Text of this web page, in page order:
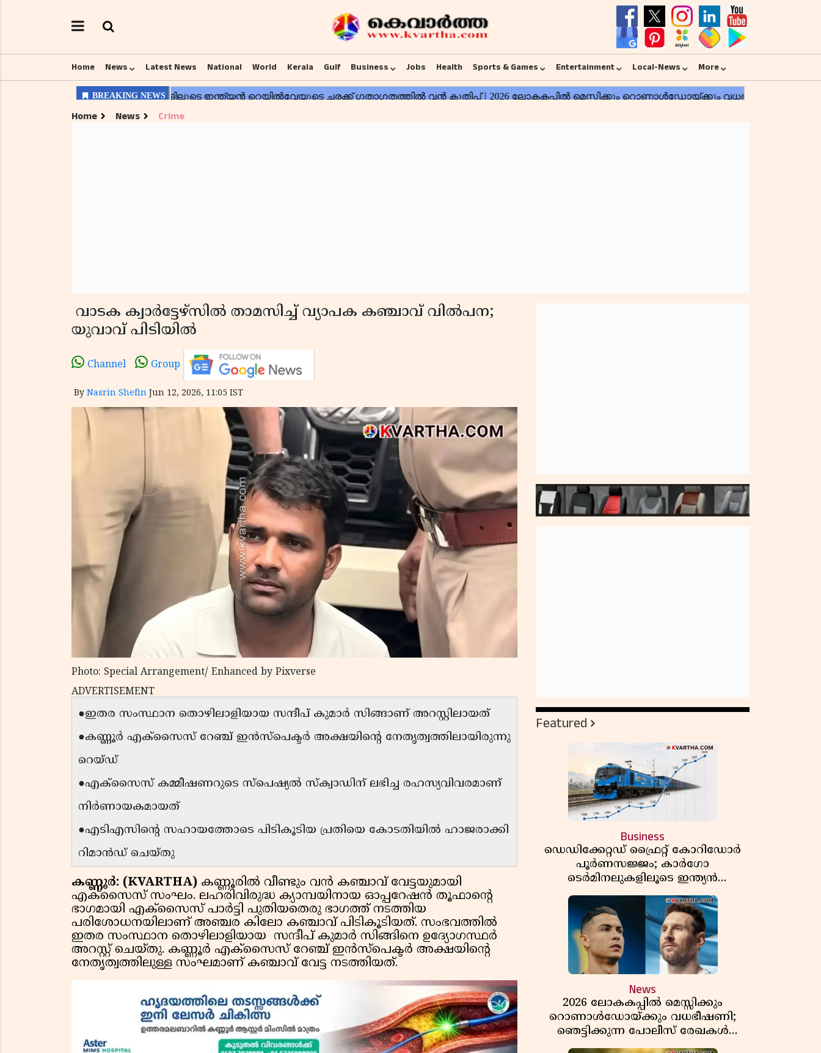
Home News Latest News National World Kerala Gulf Business Jobs Health Sports & Games Entertainment Local-News More
Home News Crime
വാടക ക്വാർട്ടേഴ്സിൽ താമസിച്ച് വ്യാപക കഞ്ചാവ് വിൽപന;
യുവാവ് പിടിയിൽ
Channel Group
By Nasrin Shefin Jun 12, 2026, 11:05 IST
Photo: Special Arrangement/ Enhanced by Pixverse
ADVERTISEMENT
●ഇതര സംസ്ഥാന തൊഴിലാളിയായ സന്ദീപ് കുമാർ സിങ്ങാണ് അറസ്റ്റിലായത്
●കണ്ണൂർ എക്സൈസ് റേഞ്ച് ഇൻസ്പെക്ടർ അക്ഷയിന്റെ നേതൃത്വത്തിലായിരുന്നു
റെയ്ഡ്
●എക്സൈസ് കമ്മീഷണറുടെ സ്പെഷ്യൽ സ്ക്വാഡിന് ലഭിച്ച രഹസ്യവിവരമാണ്
നിർണായകമായത്
●എടിഎസിന്റെ സഹായത്തോടെ പിടികൂടിയ പ്രതിയെ കോടതിയിൽ ഹാജരാക്കി
റിമാൻഡ് ചെയ്തു
കണ്ണൂർ: (KVARTHA) കണ്ണൂരിൽ വീണ്ടും വൻ കഞ്ചാവ് വേട്ടയുമായി
എക്സൈസ് സംഘം. ലഹരിവിരുദ്ധ ക്യാമ്പയിനായ ഓപ്പറേഷൻ തൂഫാന്റെ
ഭാഗമായി എക്സൈസ് പാർട്ടി പുതിയതെരു ഭാഗത്ത് നടത്തിയ
പരിശോധനയിലാണ് അഞ്ചര കിലോ കഞ്ചാവ് പിടികൂടിയത്. സംഭവത്തിൽ
ഇതര സംസ്ഥാന തൊഴിലാളിയായ സന്ദീപ് കുമാർ സിങ്ങിനെ ഉദ്യോഗസ്ഥർ
അറസ്റ്റ് ചെയ്തു. കണ്ണൂർ എക്സൈസ് റേഞ്ച് ഇൻസ്പെക്ടർ അക്ഷയിന്റെ
നേതൃത്വത്തിലുള്ള സംഘമാണ് കഞ്ചാവ് വേട്ട നടത്തിയത്.
Featured
Business
ഡെഡിക്കേറ്റഡ് ഫ്രൈറ്റ് കോറിഡോർ
പൂർണസജ്ജം; കാർഗോ
ടെർമിനലുകളിലൂടെ ഇന്ത്യൻ
റെയിൽവേയുടെ ചരക്ക് ഗതാഗതത്തിൽ
വൻ കുതിപ്പ്
News
2026 ലോകകപ്പിൽ മെസ്സിക്കും
റൊണാൾഡോയ്ക്കും വധഭീഷണി;
ഞെട്ടിക്കുന്ന പോലീസ് രേഖകൾ
പുറത്ത്